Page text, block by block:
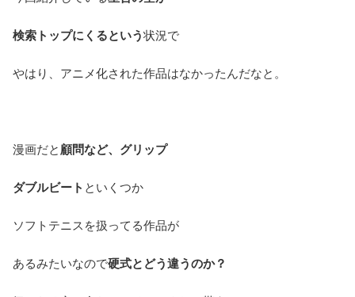
検索トップにくるという状況で
やはり、アニメ化された作品はなかったんだなと。
漫画だと 顧問など、グリップ
ダブルビート といくつか
ソフトテニスを扱ってる作品が
あるみたいなので硬式とどう違うのか？